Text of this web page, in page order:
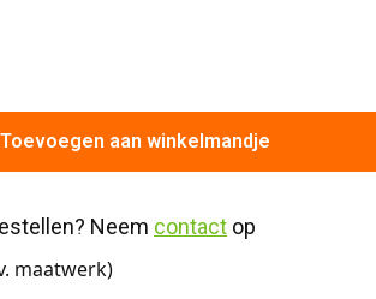
Toevoegen aan winkelmandje
Neem contact op
maatwerk)